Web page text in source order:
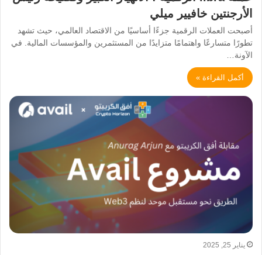
الأرجنتين خافيير ميلي
أصبحت العملات الرقمية جزءًا أساسيًا من الاقتصاد العالمي، حيث تشهد
تطورًا متسارعًا واهتمامًا متزايدًا من المستثمرين والمؤسسات المالية. في
الآونة…
أكمل القراءة »
يناير 25, 2025